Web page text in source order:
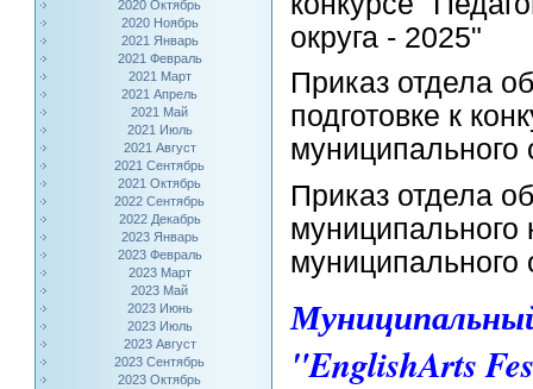
2020 Октябрь
2020 Ноябрь
2021 Январь
2021 Февраль
2021 Март
2021 Апрель
2021 Май
2021 Июль
2021 Август
2021 Сентябрь
2021 Октябрь
2022 Сентябрь
2022 Декабрь
2023 Январь
2023 Февраль
2023 Март
2023 Май
2023 Июнь
2023 Июль
2023 Август
2023 Сентябрь
2023 Октябрь
округа - 2025"
Приказ отдела
подготовке к
муниципального
Приказ отдела
муниципального
муниципального
"EnglishArts